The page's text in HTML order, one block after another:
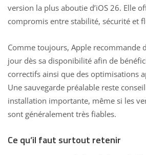
version la plus aboutie d’iOS 26. Elle
compromis entre stabilité, sécurité et
Comme toujours, Apple recommande
jour dès sa disponibilité afin de
correctifs ainsi que des optimisations
Une sauvegarde préalable reste
installation importante, même si les
sont généralement très fiables.
Ce qu’il faut surtout retenir